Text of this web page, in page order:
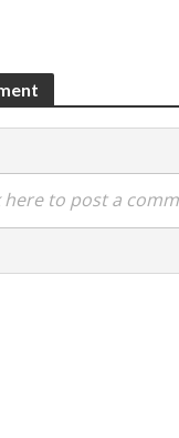
here to post a